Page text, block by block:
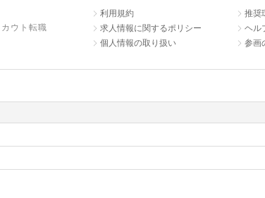
ウト転職
利用規約
求人情報に関するポリシー
個人情報の取り扱い
推奨
ヘル
参画